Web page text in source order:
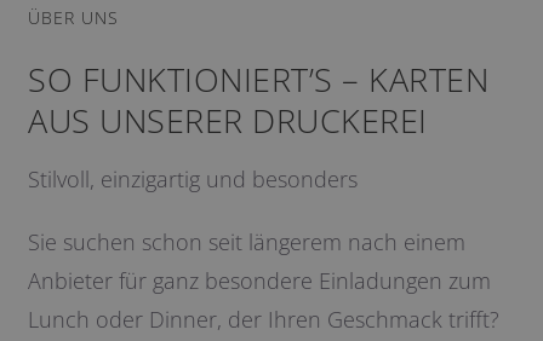
ÜBER UNS
SO FUNKTIONIERT’S – KARTEN
AUS UNSERER DRUCKEREI
Stilvoll, einzigartig und besonders
Sie suchen schon seit längerem nach einem
Anbieter für ganz besondere Einladungen zum
Lunch oder Dinner, der Ihren Geschmack trifft?